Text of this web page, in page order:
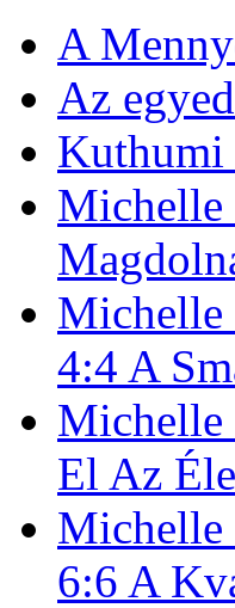
A
Az
Kuthumi
Michelle
Michelle
4:4 A
Michelle
El Az
Michelle
6:6 A